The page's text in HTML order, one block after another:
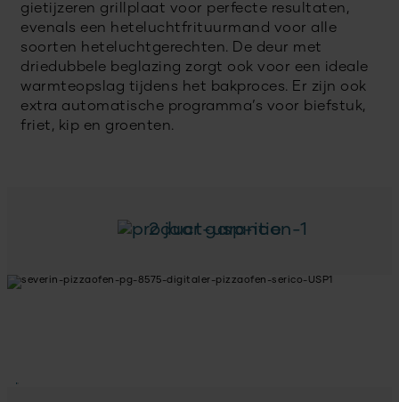
gietijzeren grillplaat voor perfecte resultaten,
evenals een heteluchtfrituurmand voor alle
soorten heteluchtgerechten. De deur met
driedubbele beglazing zorgt ook voor een ideale
warmteopslag tijdens het bakproces. Er zijn ook
extra automatische programma’s voor biefstuk,
friet, kip en groenten.
2 jaar garantie